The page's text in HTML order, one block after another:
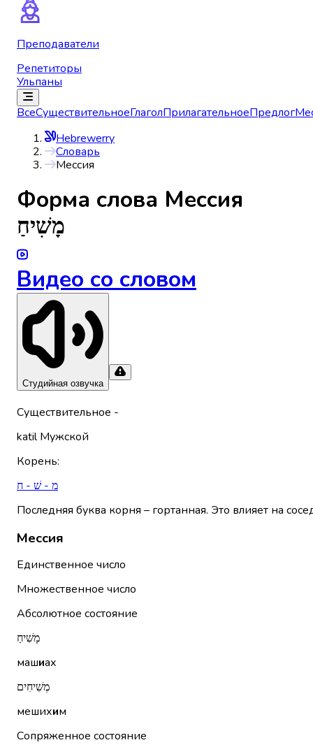
Преподаватели
Репетиторы
Ульпаны
ВсеСуществительноеГлаголПрилагательноеПредлог
Hebrewerry
Словарь
Мессия
Форма слова Мессия
מָשִׁיחַ
Видео со словом
Студийная озвучка
Существительное -
katil Мужской
Корень:
מ - שׁ - ח
Последняя буква корня – гортанная. Это влияет на
Мессия
Единственное число
Множественное число
Абсолютное состояние
מָשִׁיחַ
машиах
מְשִׁיחִים
мешихим
Сопряженное состояние